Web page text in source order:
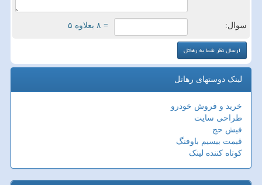
سوال: = ۸ بعلاوه ۵
لینک دوستهای رهاتل
خرید و فروش خودرو
طراحی سایت
فیش حج
قیمت بیسیم باوفنگ
کوتاه کننده لینک